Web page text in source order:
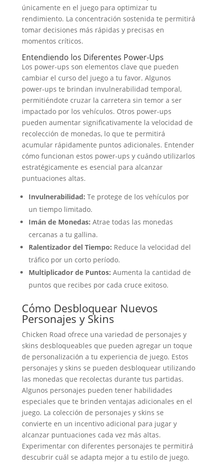
únicamente en el juego para optimizar tu
rendimiento. La concentración sostenida te permitirá
tomar decisiones más rápidas y precisas en
momentos críticos.
Entendiendo los Diferentes Power-Ups
Los power-ups son elementos clave que pueden
cambiar el curso del juego a tu favor. Algunos
power-ups te brindan invulnerabilidad temporal,
permitiéndote cruzar la carretera sin temor a ser
impactado por los vehículos. Otros power-ups
pueden aumentar significativamente la velocidad de
recolección de monedas, lo que te permitirá
acumular rápidamente puntos adicionales. Entender
cómo funcionan estos power-ups y cuándo utilizarlos
estratégicamente es esencial para alcanzar
puntuaciones altas.
Invulnerabilidad: Te protege de los vehículos por
un tiempo limitado.
Imán de Monedas: Atrae todas las monedas
cercanas a tu gallina.
Ralentizador del Tiempo: Reduce la velocidad del
tráfico por un corto período.
Multiplicador de Puntos: Aumenta la cantidad de
puntos que recibes por cada cruce exitoso.
Cómo Desbloquear Nuevos
Personajes y Skins
Chicken Road ofrece una variedad de personajes y
skins desbloqueables que pueden agregar un toque
de personalización a tu experiencia de juego. Estos
personajes y skins se pueden desbloquear utilizando
las monedas que recolectas durante tus partidas.
Algunos personajes pueden tener habilidades
especiales que te brinden ventajas adicionales en el
juego. La colección de personajes y skins se
convierte en un incentivo adicional para jugar y
alcanzar puntuaciones cada vez más altas.
Experimentar con diferentes personajes te permitirá
descubrir cuál se adapta mejor a tu estilo de juego.